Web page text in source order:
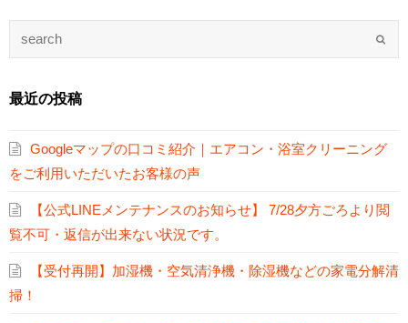
最近の投稿
Googleマップの口コミ紹介｜エアコン・浴室クリーニング
をご利用いただいたお客様の声
【公式LINEメンテナンスのお知らせ】 7/28夕方ごろより閲
覧不可・返信が出来ない状況です。
【受付再開】加湿機・空気清浄機・除湿機などの家電分解清
掃！